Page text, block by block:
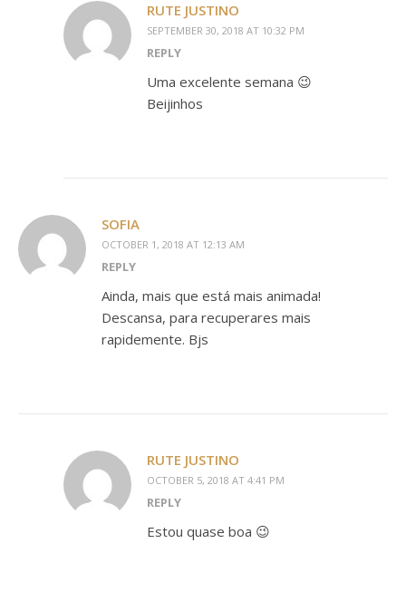
RUTE JUSTINO
SEPTEMBER 30, 2018 AT 10:32 PM
REPLY
Uma excelente semana 😉
Beijinhos
SOFIA
OCTOBER 1, 2018 AT 12:13 AM
REPLY
Ainda, mais que está mais animada!
Descansa, para recuperares mais
rapidemente. Bjs
RUTE JUSTINO
OCTOBER 5, 2018 AT 4:41 PM
REPLY
Estou quase boa 😉